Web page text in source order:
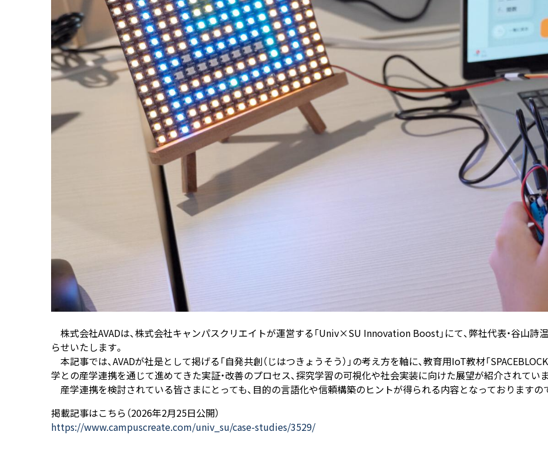
株式会社AVADは、株式会社キャンパスクリエイトが運営する「Univ×SU Innovation Boost」にて、弊社代表・谷山
らせいたします。
本記事では、AVADが社是として掲げる「自発共創（じはつきょうそう）」の考え方を軸に、教育用IoT教材「
学との産学連携を通じて進めてきた実証・改善のプロセス、探究学習の可視化や社会実装に向けた展望が紹介されていま
産学連携を検討されている皆さまにとっても、目的の言語化や信頼構築のヒントが得られる内容となっておりますの
掲載記事はこちら（2026年2月25日公開）
https://www.campuscreate.com/univ_su/case-studies/3529/